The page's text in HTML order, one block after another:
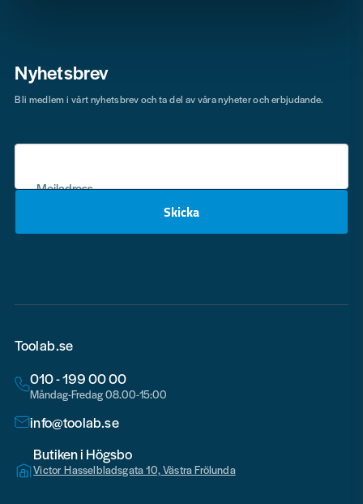
Nyhetsbrev
Mejladress
Skicka
Bli medlem i vårt nyhetsbrev och ta del av våra nyheter och erbjudande.
Toolab.se
010 - 199 00 00
Måndag-Fredag 08.00-15:00
info@toolab.se
Butiken i Högsbo
Victor Hasselbladsgata 10, Västra Frölunda